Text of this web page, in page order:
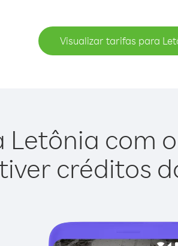
Visualizar tarifas para
Letônia com
créditos